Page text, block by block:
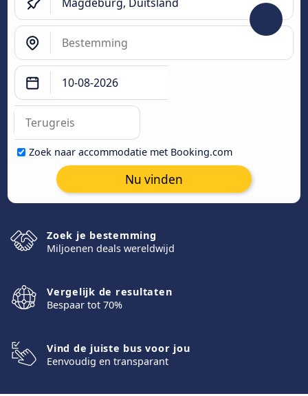
Zoek naar accommodatie met Booking.com
Nu vinden
Zoek je bestemming
Miljoenen deals wereldwijd
Vergelijk de resultaten
Bespaar tot 70%
Vind de juiste bus voor jou
Eenvoudig en transparant